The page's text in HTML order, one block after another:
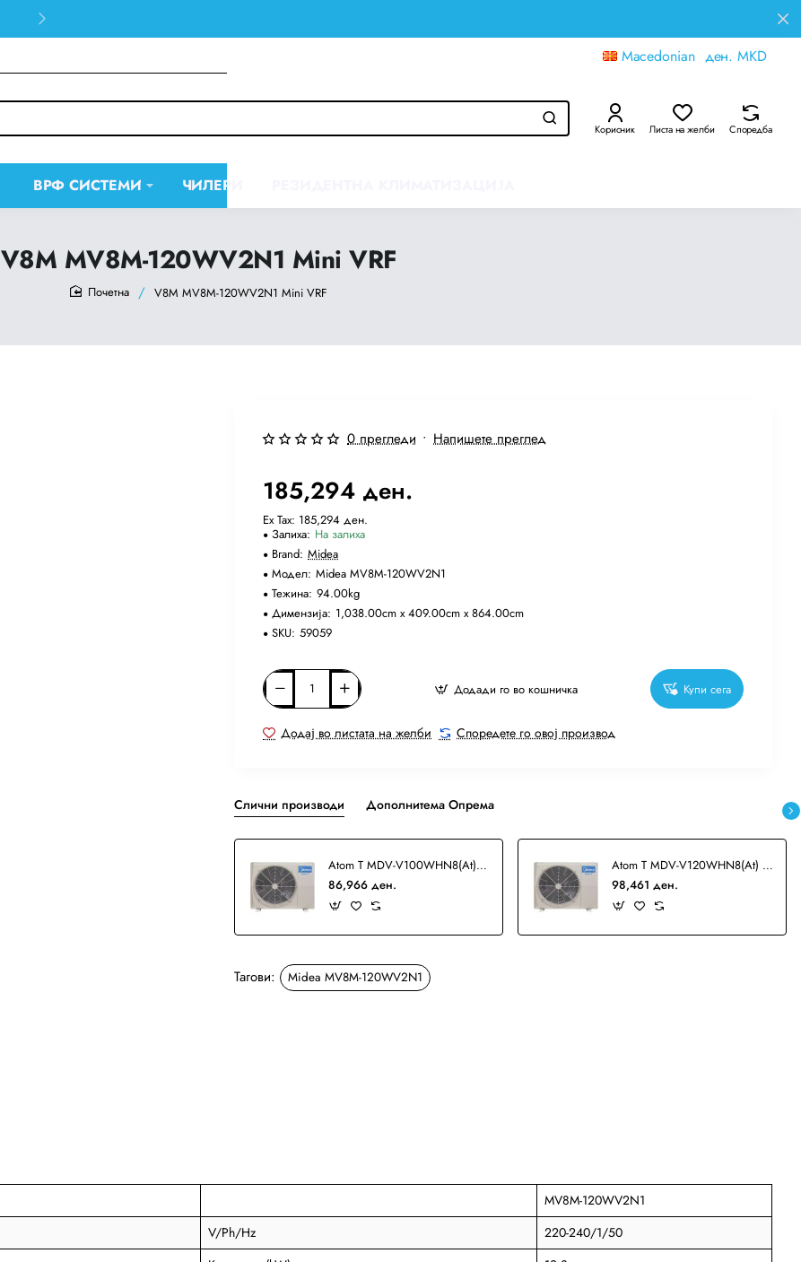
Macedonian ден. MKD
Корисник Листа на желби Споредба
ВРФ СИСТЕМИ ЧИЛЕРИ
V8M MV8M-120WV2N1 Mini VRF
V8M MV8M-120WV2N1 Mini VRF
0 прегледи • Напишете преглед
185,294 ден.
Ex Tax: 185,294 ден.
Залиха: На залиха
Brand: Midea
Модел: Midea MV8M-120WV2N1
Тежина: 94.00kg
Димензија: 1,038.00cm x 409.00cm x 864.00cm
SKU: 59059
Додади го во кошничка Купи сега
Додај во листата на желби Споредете го овој производ
Слични производи Дополнитема Опрема
Atom T MDV-V100WHN8(At) VRF
86,966 ден.
Atom T MDV-V120WHN8(At) VRF
98,461 ден.
Тагови: Midea MV8M-120WV2N1
MV8M-120WV2N1
V/Ph/Hz
220-240/1/50